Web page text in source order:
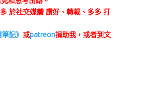
於社交媒體 讚好、轉載、多多 打
記》 或patreon捐助我，或者到文